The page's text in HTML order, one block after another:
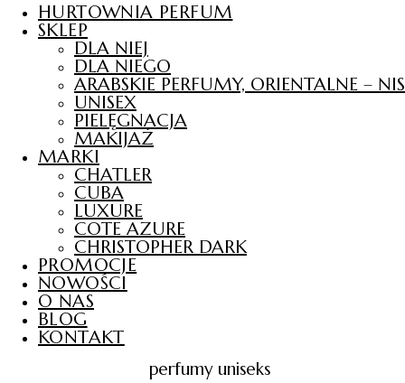
HURTOWNIA PERFUM
SKLEP
DLA NIEJ
DLA NIEGO
ARABSKIE PERFUMY, ORIENTALNE –
UNISEX
PIELĘGNACJA
MAKIJAŻ
MARKI
CHATLER
CUBA
LUXURE
COTE AZURE
CHRISTOPHER DARK
PROMOCJE
NOWOŚCI
O NAS
BLOG
KONTAKT
perfumy uniseks